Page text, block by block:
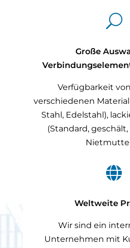
U
Große
Verfügbarkeit
verschiedenen
Stahl, Edelstahl),
(Standard,

Weltweite
Wir sind ein
Unternehmen mit